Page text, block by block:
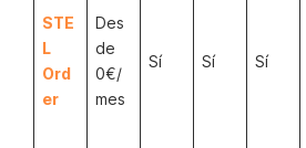
STE
L
Ord
er
Des
de
0€/
mes
Sí Sí Sí